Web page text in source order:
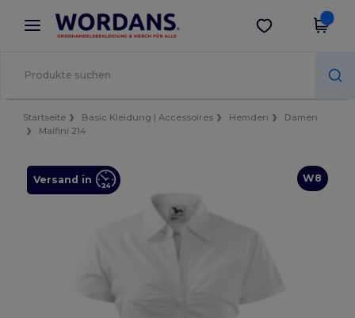
× Wordans App
Bessere Preise in der App!
App holen
Startseite Basic Kleidung | Accessoires Hemden
Damen
Malfini 214
W8
Versand in